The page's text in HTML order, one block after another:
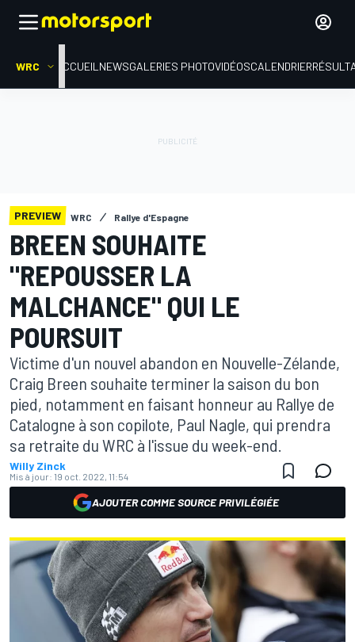
WRC ACCUEIL NEWSGALERIES PHOTOVIDÉOSCALENDRIER
PREVIEW WRC Rallye d'Espagne
BREEN SOUHAITE
"REPOUSSER LA
MALCHANCE" QUI LE
POURSUIT
Victime d'un nouvel abandon en Nouvelle-Zélande,
Craig Breen souhaite terminer la saison du bon
pied, notamment en faisant honneur au Rallye de
Catalogne à son copilote, Paul Nagle, qui prendra
sa retraite du WRC à l'issue du week-end.
Willy Zinck
Mis à jour: 19 oct. 2022, 11:54
AJOUTER COMME SOURCE PRIVILÉGIÉE